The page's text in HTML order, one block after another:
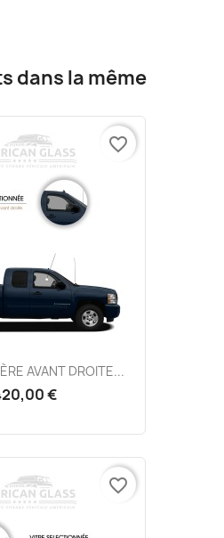
dans la même
AVANT DROITE...
€
favorite_border
favorite_border